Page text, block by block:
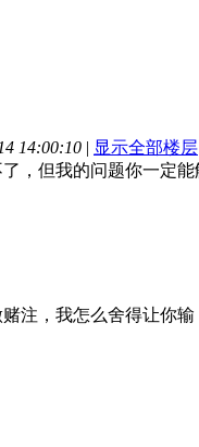
14:00:10 | 显示全部楼层
，但我的问题你一定
注，我怎么舍得让你输